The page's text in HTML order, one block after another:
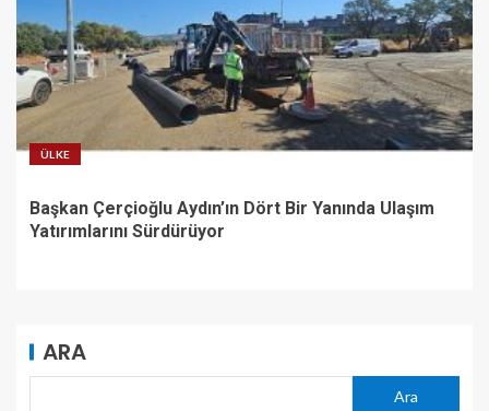
ÜLKE
Başkan Çerçioğlu Aydın’ın Dört Bir Yanında Ulaşım
Yatırımlarını Sürdürüyor
ARA
Ara